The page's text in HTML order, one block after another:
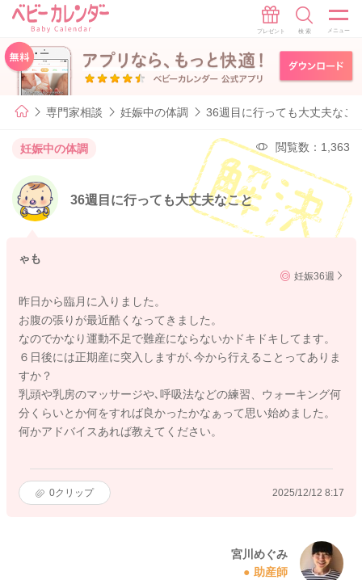
専門家相談 妊娠中の体調 36週目に行っても大丈夫なこ
妊娠中の体調 閲覧数：1,363
36週目に行っても大丈夫なこと
ゃも
妊娠36週
昨日から臨月に入りました。
お腹の張りが最近酷くなってきました。
なのでかなり運動不足で難産にならないかドキドキしてます。
６日後には正期産に突入しますが､今から行えることってありま
すか？
乳頭や乳房のマッサージや､呼吸法などの練習、ウォーキング何
分くらいとか何をすれば良かったかなぁって思い始めました。
何かアドバイスあれば教えてください。
0クリップ 2025/12/12 8:17
宮川めぐみ
助産師